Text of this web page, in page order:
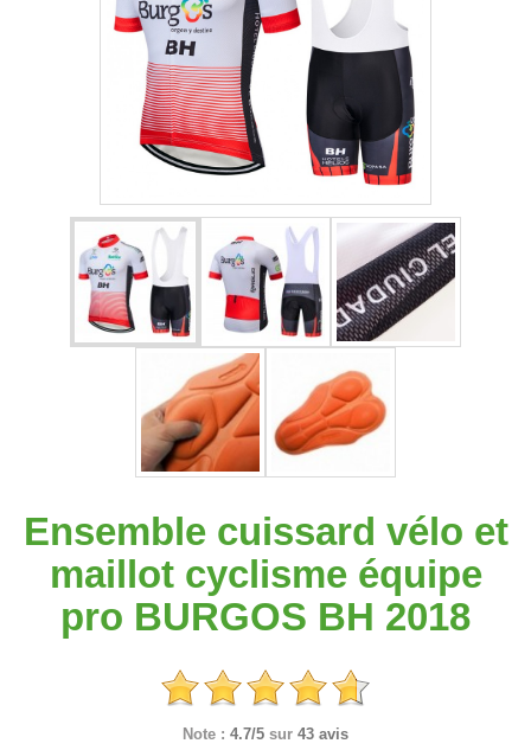
Ensemble cuissard vélo et
maillot cyclisme équipe
pro BURGOS BH 2018
Note : 4.7/5 sur 43 avis